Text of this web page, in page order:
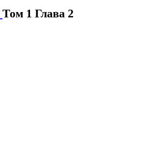
Том 1 Глава 2